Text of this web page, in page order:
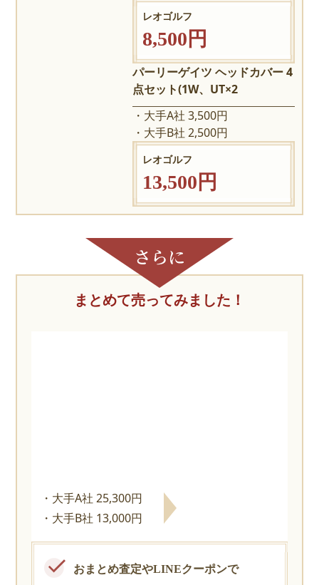
レオゴルフ
8,500円
パーリーゲイツ ヘッドカバー 4
点セット(1W、UT×2
大手A社 3,500円
大手B社 2,500円
レオゴルフ
13,500円
まとめて売ってみました！
大手A社 25,300円
大手B社 13,000円
おまとめ査定やLINEクーポンで